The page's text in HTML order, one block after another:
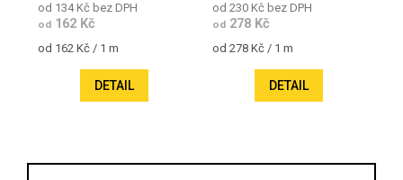
od 134 Kč bez DPH
od162 Kč
Měrná cena:
od 162 Kč / 1 m
DETAIL
od 230 Kč bez DPH
od278 Kč
Měrná cena:
od 278 Kč / 1 m
DETAIL